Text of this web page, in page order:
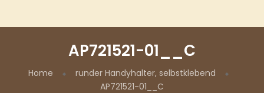
AP721521-01__C
Home
runder Handyhalter, selbstklebend
AP721521-01__C